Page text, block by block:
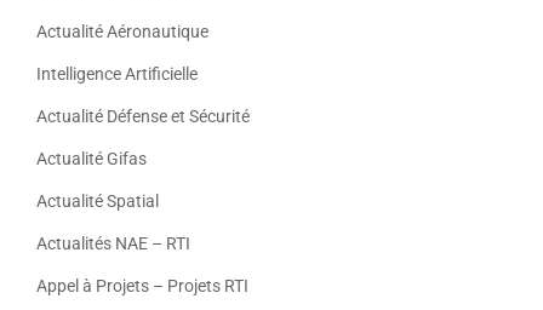
Actualité Aéronautique
Intelligence Artificielle
Actualité Défense et Sécurité
Actualité Gifas
Actualité Spatial
Actualités NAE – RTI
Appel à Projets – Projets RTI